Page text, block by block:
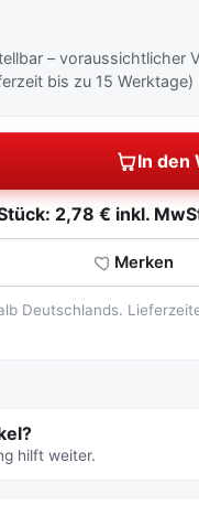
– voraussichtlicher
bis zu 15 Werktage)
In den
2,78 € inkl.
Merken
Deutschlands.
hilft weiter.